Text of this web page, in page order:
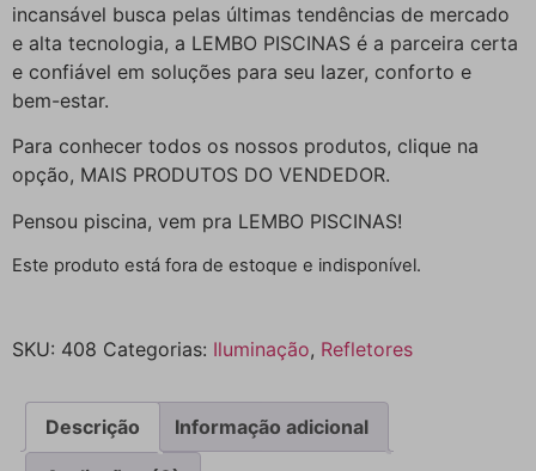
incansável busca pelas últimas tendências de mercado
e alta tecnologia, a LEMBO PISCINAS é a parceira certa
e confiável em soluções para seu lazer, conforto e
bem-estar.
Para conhecer todos os nossos produtos, clique na
opção, MAIS PRODUTOS DO VENDEDOR.
Pensou piscina, vem pra LEMBO PISCINAS!
Este produto está fora de estoque e indisponível.
SKU: 408 Categorias: Iluminação, Refletores
Descrição Informação adicional